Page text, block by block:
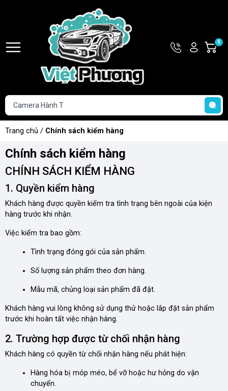
HotlineTài
khoản
0
Trang chủ / Chính sách kiểm hàng
Chính sách kiểm hàng
CHÍNH SÁCH KIỂM HÀNG
1. Quyền kiểm hàng
Khách hàng được quyền kiểm tra tình trạng bên ngoài của kiện
hàng trước khi nhận.
Việc kiểm tra bao gồm:
Tình trạng đóng gói của sản phẩm.
Số lượng sản phẩm theo đơn hàng.
Mẫu mã, chủng loại sản phẩm đã đặt.
Khách hàng vui lòng không sử dụng thử hoặc lắp đặt sản phẩm
trước khi hoàn tất việc nhận hàng.
2. Trường hợp được từ chối nhận hàng
Khách hàng có quyền từ chối nhận hàng nếu phát hiện:
Hàng hóa bị móp méo, bể vỡ hoặc hư hỏng do vận
chuyển.